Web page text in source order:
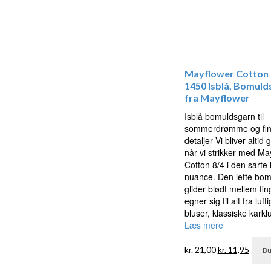
Mayflower Cotton
1450 Isblå,
fra Mayflower
Isblå bomuldsgarn til
sommerdrømme og
detaljer Vi bliver altid
når vi strikker med
Cotton 8/4 i den sarte
nuance. Den lette
glider blødt mellem
egner sig til alt fra
bluser, klassiske
Læs mere
kr.21,00oprindelige
kr.11,95